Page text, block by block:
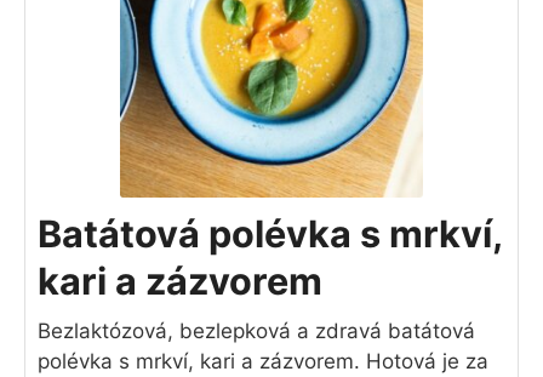
Batátová polévka s mrkví,
kari a zázvorem
Bezlaktózová, bezlepková a zdravá batátová
polévka s mrkví, kari a zázvorem. Hotová je za